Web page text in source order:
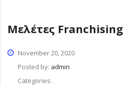
Μελέτες Franchising
November 20, 2020
Posted by: admin
Categories: